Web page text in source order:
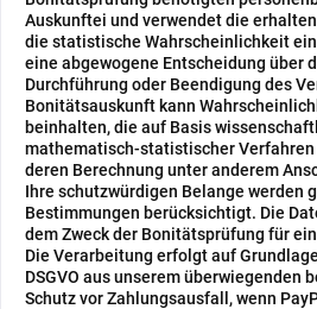
Auskunftei und verwendet die
die statistische Wahrscheinlichkeit
eine abgewogene Entscheidung über
Durchführung oder Beendigung des
Bonitätsauskunft kann
beinhalten, die auf Basis
mathematisch-statistischer Verfahren
deren Berechnung unter anderem
Ihre schutzwürdigen Belange werden
Bestimmungen berücksichtigt. Die
dem Zweck der Bonitätsprüfung für
Die Verarbeitung erfolgt auf
DSGVO aus unserem überwiegenden
Schutz vor Zahlungsausfall, wenn